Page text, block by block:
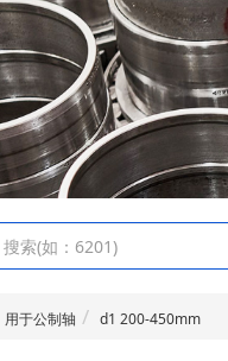
用于公制轴 d1 200-450mm